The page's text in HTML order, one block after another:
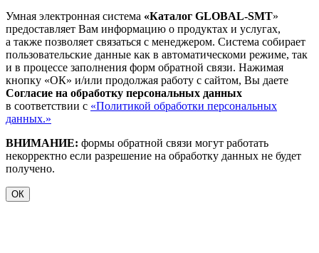
Умная электронная система «Каталог GLOBAL-SMT»
предоставляет Вам информацию о продуктах и услугах,
а также позволяет связаться с менеджером. Система собирает
пользовательские данные как в автоматическоми режиме, так
и в процессе заполнения форм обратной связи. Нажимая
кнопку «ОК» и/или продолжая работу с сайтом, Вы даете
Согласие на обработку персональных данных
в соответствии с «Политикой обработки персональных
данных.»
ВНИМАНИЕ: формы обратной связи могут работать
некорректно если разрешение на обработку данных не будет
получено.
ОК